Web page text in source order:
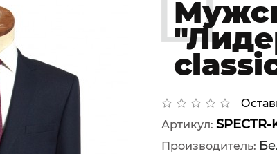
Артикул: SPECTR-
Производитель: